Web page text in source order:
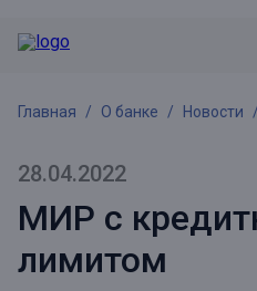
Главная О банке Новости
28.04.2022
МИР с
лимитом